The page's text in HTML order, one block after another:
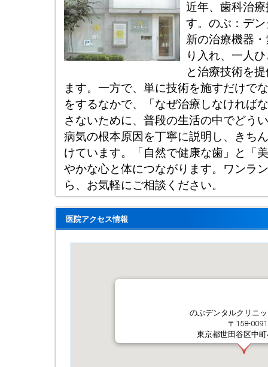
近年、歯科治
す。のぶ：デ
新の治療機器
り入れ、一人
と治療技術を
ます。一方で、単に技術を施すだけで
をするなかで、「なぜ治療しなければ
さないために、普段の生活の中でどう
病気の根本原因を丁寧に説明し、きち
けています。「自然で健康な歯」と「
やかな心と体につながります。ワンラ
ら、お気軽にご相談ください。
医院アクセス情報
のぶデンタルクリニ
〒158-0091
東京都世田谷区中町